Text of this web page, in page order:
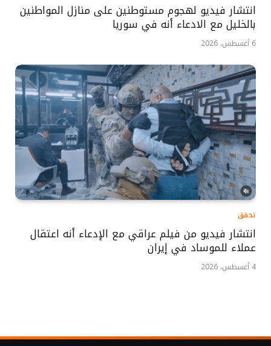
انتشار فيديو لهجوم مستوطنين على منازل المواطنين
بالخليل مع الادعاء أنه في سوريا
6 أغسطس، 2026
تحقق
انتشار فيديو من فيلم عراقي مع الإدعاء أنه اعتقال
عملاء للموساد في إيران
4 أغسطس، 2026